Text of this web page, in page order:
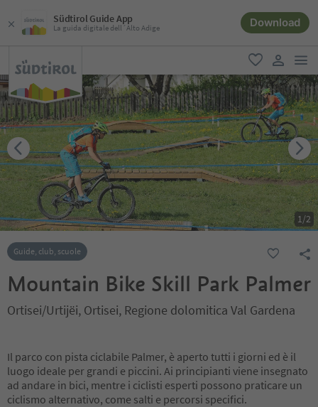
Südtirol Guide App
La guida digitale dell´Alto Adige Download
favoriti
user link
1/2
Guide, club, scuole
Mountain Bike Skill Park Palmer
Ortisei/Urtijëi, Ortisei, Regione dolomitica Val Gardena
Il parco con pista ciclabile Palmer, è aperto tutti i giorni ed è il
luogo ideale per grandi e piccini. Ai principianti viene insegnato
ad andare in bici, mentre i ciclisti esperti possono praticare un
ciclismo alternativo, come salti e percorsi specifici.